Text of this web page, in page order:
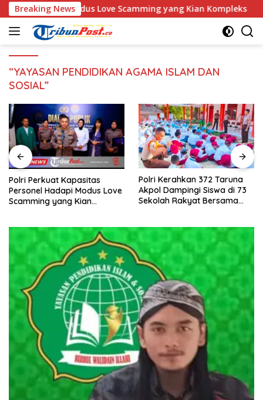
Langsung
ke
konten
Breaking News
Modus Love Scamming yang Kian Kompleks Polri
“YAYASAN PENDIDIKAN AGAMA ISLAM DAN
SOSIAL”
Polri Kerahkan 372 Taruna
Akpol Dampingi Siswa di 73
Sekolah Rakyat Bersama
Tim DVI Polda Jatim Kembali
Serahkan Jenazah Korban
KM Mutiara Sentosa II Asal